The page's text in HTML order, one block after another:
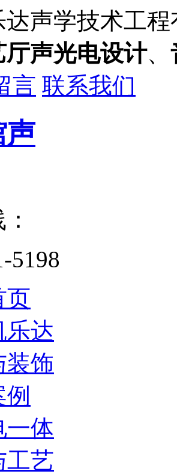
达声学技术工
厅声光电设计、
言 联系我们
5198
页
乐达
装饰
一体
工艺